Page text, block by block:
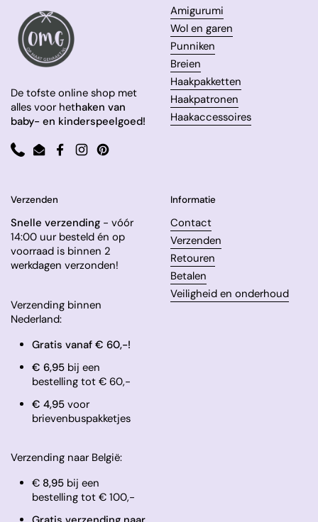
De tofste online shop met
alles voor hethaken van
baby- en kinderspeelgoed!
PhoneEmailFacebook
InstagramPinterest
Amigurumi
Wol en garen
Punniken
Breien
Haakpakketten
Haakpatronen
Haakaccessoires
Verzenden
Snelle verzending - vóór
14:00 uur besteld én op
voorraad is binnen 2
werkdagen verzonden!
Verzending binnen
Nederland:
Gratis vanaf € 60,-!
€ 6,95 bij een
bestelling tot € 60,-
​€ 4,95 voor
brievenbuspakketjes
Verzending naar België:
€ 8,95bij een
bestelling tot € 100,-
Informatie
Contact
Verzenden
Retouren
Betalen
Veiligheid en onderhoud